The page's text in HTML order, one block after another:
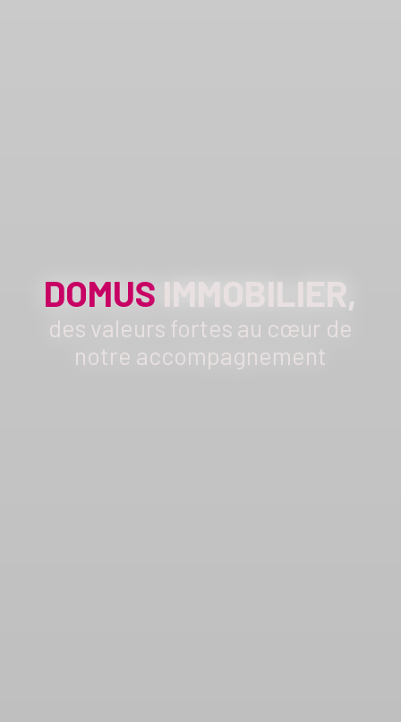
DOMUS IMMOBILIER,
des valeurs fortes au cœur de
notre accompagnement